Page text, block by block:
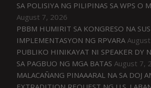
SA POLISIYA NG PILIPINAS SA WPS O
August 7, 2026
PBBM HUMIRIT SA KONGRESO NA
IMPLEMENTASYON NG RPVARA
PUBLIKO HINIKAYAT NI SPEAKER DY
SA PAGBUO NG MGA BATAS August 7,
MALACAÑANG PINAAARAL NA SA DOJ